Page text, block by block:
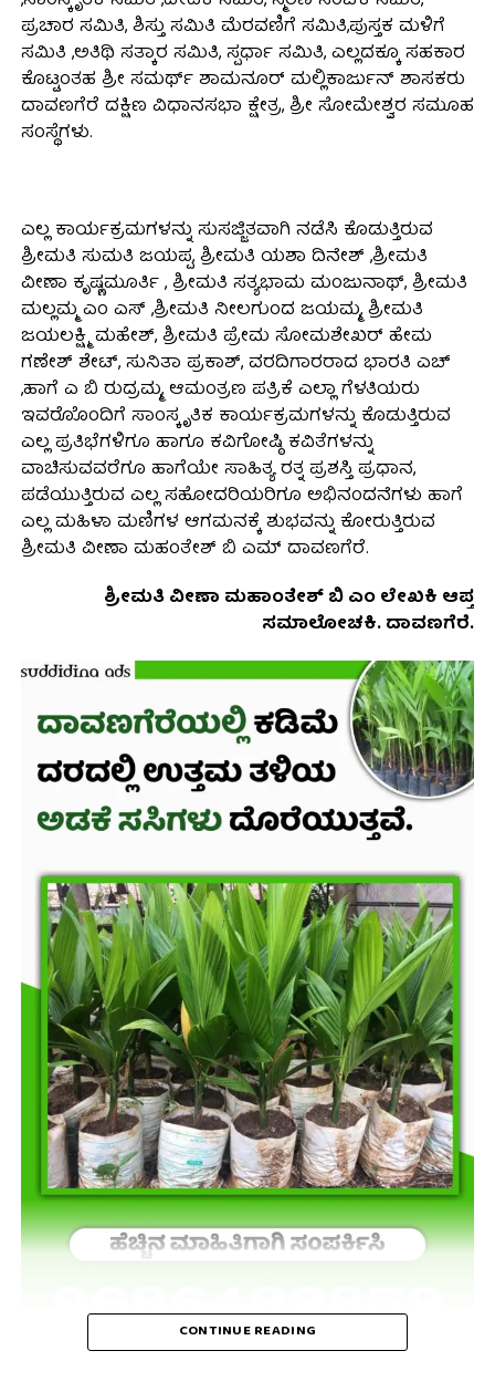
ಪ್ರಚಾರ ಸಮಿತಿ, ಶಿಸ್ತು ಸಮಿತಿ ಮೆರವಣಿಗೆ ಸಮಿತಿ,ಪುಸ್ತಕ ಮಳಿಗೆ
ಸಮಿತಿ ,ಅತಿಥಿ ಸತ್ಕಾರ ಸಮಿತಿ, ಸ್ಪರ್ಧಾ ಸಮಿತಿ, ಎಲ್ಲದಕ್ಕೂ ಸಹಕಾರ
ಕೊಟ್ಟಂತಹ ಶ್ರೀ ಸಮರ್ಥ್ ಶಾಮನೂರ್ ಮಲ್ಲಿಕಾರ್ಜುನ್ ಶಾಸಕರು
ದಾವಣಗೆರೆ ದಕ್ಷಿಣ ವಿಧಾನಸಭಾ ಕ್ಷೇತ್ರ, ಶ್ರೀ ಸೋಮೇಶ್ವರ ಸಮೂಹ
ಸಂಸ್ಥೆಗಳು.
ಎಲ್ಲ ಕಾರ್ಯಕ್ರಮಗಳನ್ನು ಸುಸಜ್ಜಿತವಾಗಿ ನಡೆಸಿ ಕೊಡುತ್ತಿರುವ
ಶ್ರೀಮತಿ ಸುಮತಿ ಜಯಪ್ಪ, ಶ್ರೀಮತಿ ಯಶಾ ದಿನೇಶ್ ,ಶ್ರೀಮತಿ
ವೀಣಾ ಕೃಷ್ಣಮೂರ್ತಿ , ಶ್ರೀಮತಿ ಸತ್ಯಭಾಮ ಮಂಜುನಾಥ್, ಶ್ರೀಮತಿ
ಮಲ್ಲಮ್ಮ ಎಂ ಎಸ್ ,ಶ್ರೀಮತಿ ನೀಲಗುಂದ ಜಯಮ್ಮ, ಶ್ರೀಮತಿ
ಜಯಲಕ್ಷ್ಮಿ ಮಹೇಶ್, ಶ್ರೀಮತಿ ಪ್ರೇಮ ಸೋಮಶೇಖರ್ ಹೇಮ
ಗಣೇಶ್ ಶೇಟ್, ಸುನಿತಾ ಪ್ರಕಾಶ್, ವರದಿಗಾರರಾದ ಭಾರತಿ ಎಚ್
,ಹಾಗೆ ಎ ಬಿ ರುದ್ರಮ್ಮ, ಆಮಂತ್ರಣ ಪತ್ರಿಕೆ ಎಲ್ಲಾ ಗೆಳತಿಯರು
ಇವರೊೊಂದಿಗೆ ಸಾಂಸ್ಕೃತಿಕ ಕಾರ್ಯಕ್ರಮಗಳನ್ನು ಕೊಡುತ್ತಿರುವ
ಎಲ್ಲ ಪ್ರತಿಭೆಗಳಿಗೂ ಹಾಗೂ ಕವಿಗೋಷ್ಠಿ ಕವಿತೆಗಳನ್ನು
ವಾಚಿಸುವವರೆಗೂ ಹಾಗೆಯೇ ಸಾಹಿತ್ಯ ರತ್ನ ಪ್ರಶಸ್ತಿ ಪ್ರಧಾನ,
ಪಡೆಯುತ್ತಿರುವ ಎಲ್ಲ ಸಹೋದರಿಯರಿಗೂ ಅಭಿನಂದನೆಗಳು ಹಾಗೆ
ಎಲ್ಲ ಮಹಿಳಾ ಮಣಿಗಳ ಆಗಮನಕ್ಕೆ ಶುಭವನ್ನು ಕೋರುತ್ತಿರುವ
ಶ್ರೀಮತಿ ವೀಣಾ ಮಹಂತೇಶ್ ಬಿ ಎಮ್ ದಾವಣಗೆರೆ.
ಶ್ರೀಮತಿ ವೀಣಾ ಮಹಾಂತೇಶ್ ಬಿ ಎಂ ಲೇಖಕಿ ಆಪ್ತ
ಸಮಾಲೋಚಕಿ. ದಾವಣಗೆರೆ.
CONTINUE READING